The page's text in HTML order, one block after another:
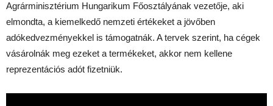
Agrárminisztérium Hungarikum Főosztályának vezetője, aki
elmondta, a kiemelkedő nemzeti értékeket a jövőben
adókedvezményekkel is támogatnák. A tervek szerint, ha cégek
vásárolnák meg ezeket a termékeket, akkor nem kellene
reprezentációs adót fizetniük.